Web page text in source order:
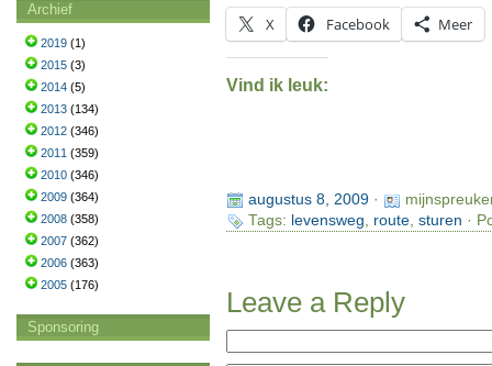
X Facebook Meer
Vind ik leuk:
augustus 8, 2009·
Tags: levensweg, route, sturen ·
Leave a Reply
Archief
2019 (1)
2015 (3)
2014 (5)
2013 (134)
2012 (346)
2011 (359)
2010 (346)
2009 (364)
2008 (358)
2007 (362)
2006 (363)
2005 (176)
Sponsoring